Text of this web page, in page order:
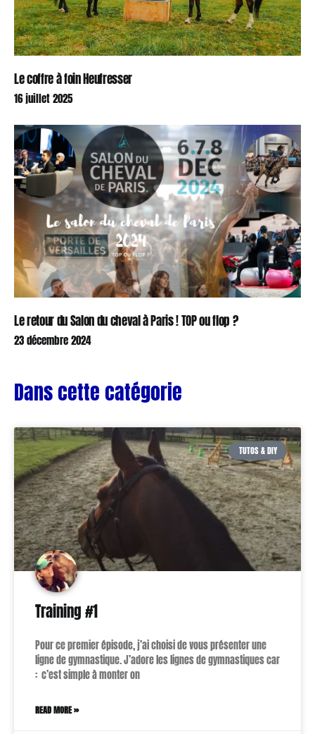
Le coffre à foin Heufresser
16 juillet 2025
Le retour du Salon du cheval à Paris ! TOP ou flop ?
23 décembre 2024
Dans cette catégorie
TUTOS & DIY
Training #1
Pour ce premier épisode, j’ai choisi de vous présenter une
ligne de gymnastique. J’adore les lignes de gymnastiques car
: c’est simple à monter on
READ MORE »